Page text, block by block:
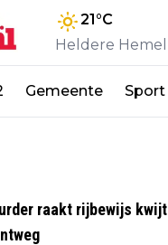
21°C
Heldere Hemel
Gemeente Sport
raakt rijbewijs